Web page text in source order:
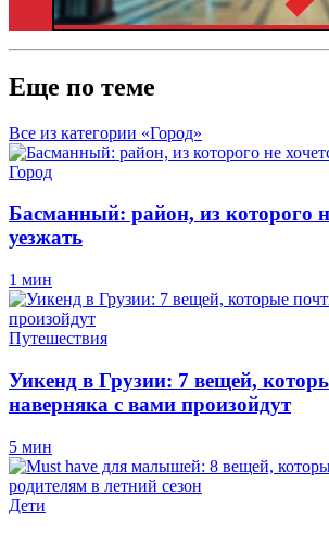
Еще по теме
Все из категории «Город»
Город
Басманный: район, из которого
уезжать
1 мин
Путешествия
Уикенд в Грузии: 7 вещей,
наверняка с вами произойдут
5 мин
Дети